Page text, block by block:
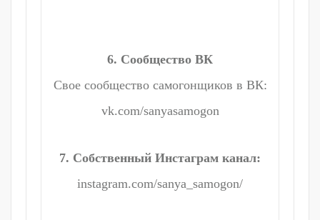
6. Сообщество ВК
Свое сообщество самогонщиков в ВК:
vk.com/sanyasamogon
7. Собственный Инстаграм канал:
instagram.com/sanya_samogon/